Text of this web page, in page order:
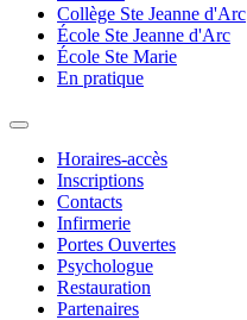
Collège Ste Jeanne d'Arc
École Ste Jeanne d'Arc
École Ste Marie
En pratique
Horaires-accès
Inscriptions
Contacts
Infirmerie
Portes Ouvertes
Psychologue
Restauration
Partenaires